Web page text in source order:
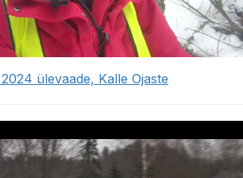
ülevaade, Kalle Ojaste